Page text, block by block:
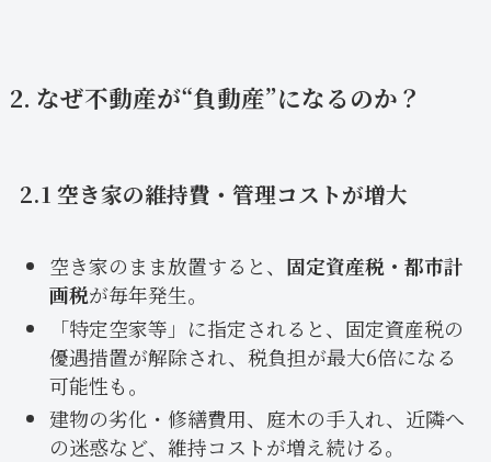
2. なぜ不動産が“負動産”になるのか？
2.1 空き家の維持費・管理コストが増大
空き家のまま放置すると、 固定資産税・都市計
画税が毎年発生。
「特定空家等」に指定されると、固定資産税の
優遇措置が解除され、税負担が最大6倍になる
可能性も。
建物の劣化・修繕費用、庭木の手入れ、近隣へ
の迷惑など、維持コストが増え続ける。